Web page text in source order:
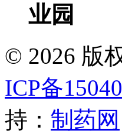
业园
© 2026 版
ICP备
持： 制药网